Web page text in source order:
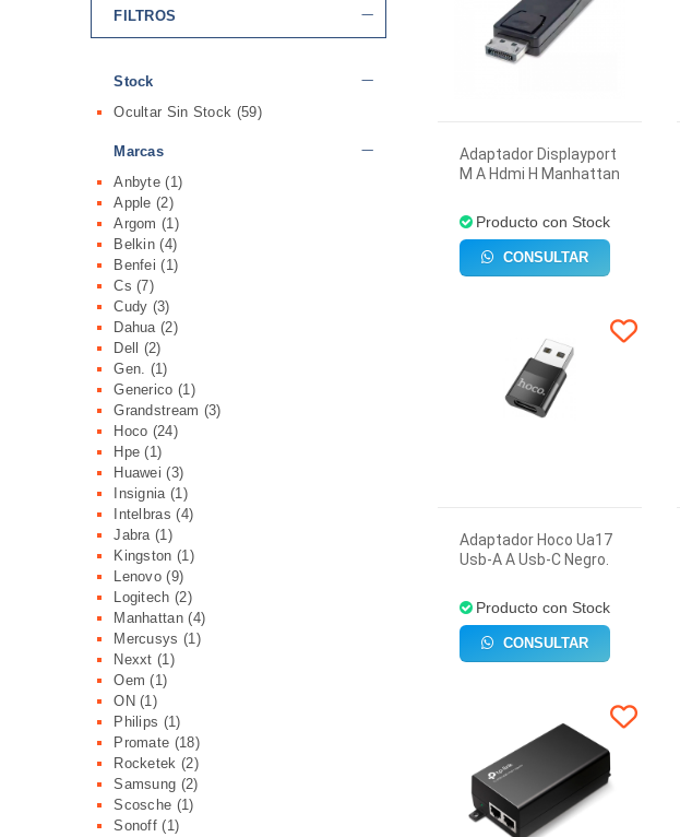
FILTROS
Stock
Ocultar Sin Stock (59)
Marcas
Anbyte(1)
Apple(2)
Argom(1)
Belkin(4)
Benfei(1)
Cs(7)
Cudy (3)
Dahua(2)
Dell (2)
Gen. (1)
Generico (1)
Grandstream (3)
Hoco (24)
Hpe(1)
Huawei(3)
Insignia (1)
Intelbras(4)
Jabra(1)
Kingston (1)
Lenovo(9)
Logitech (2)
Manhattan(4)
Mercusys (1)
Nexxt(1)
Oem(1)
ON(1)
Philips (1)
Promate (18)
Rocketek (2)
Samsung (2)
Scosche (1)
Sonoff(1)
Adaptador Displayport
M A Hdmi H Manhattan
Producto con Stock
CONSULTAR
Adaptador Hoco Ua17
Usb-A A Usb-C Negro.
Producto con Stock
CONSULTAR